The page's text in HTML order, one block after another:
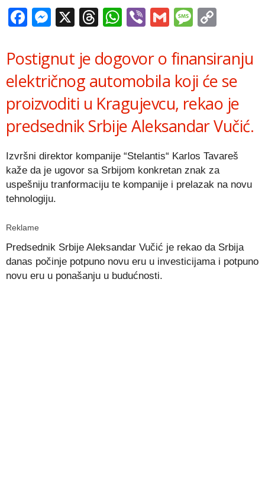
Facebook
Messenger
X Threads
WhatsApp
ViberGmail
Postignut je dogovor o finansiranju
električnog automobila koji će se
proizvoditi u Kragujevcu, rekao je
predsednik Srbije Aleksandar Vučić.
Izvršni direktor kompanije “Stelantis“ Karlos Tavareš
kaže da je ugovor sa Srbijom konkretan znak za
uspešniju tranformaciju te kompanije i prelazak na novu
tehnologiju.
Reklame
Predsednik Srbije Aleksandar Vučić je rekao da Srbija
danas počinje potpuno novu eru u investicijama i potpuno
novu eru u ponašanju u budućnosti.